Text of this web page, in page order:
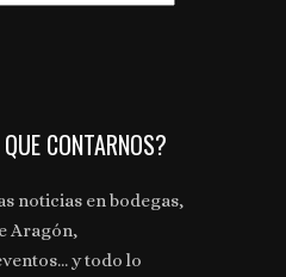
CONTARNOS?
noticias en bodegas,
Aragón,
y todo lo